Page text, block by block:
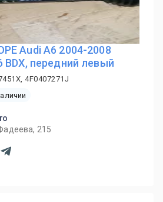
Audi A6 2004-2008
BDX, передний левый
4F0407271J
215